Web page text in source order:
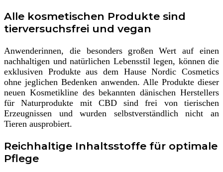
Alle kosmetischen Produkte sind
tierversuchsfrei und vegan
Anwenderinnen, die besonders großen Wert auf einen
nachhaltigen und natürlichen Lebensstil legen, können die
exklusiven Produkte aus dem Hause Nordic Cosmetics
ohne jeglichen Bedenken anwenden. Alle Produkte dieser
neuen Kosmetikline des bekannten dänischen Herstellers
für Naturprodukte mit CBD sind frei von tierischen
Erzeugnissen und wurden selbstverständlich nicht an
Tieren ausprobiert.
Reichhaltige Inhaltsstoffe für optimale
Pflege